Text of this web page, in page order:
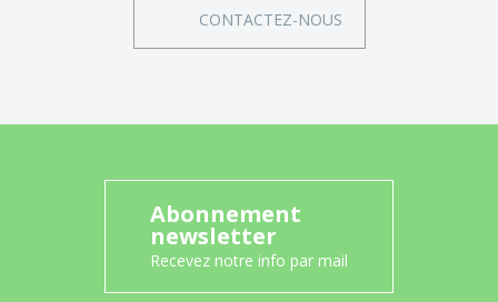
CONTACTEZ-NOUS
Abonnement
newsletter
Recevez notre info par mail